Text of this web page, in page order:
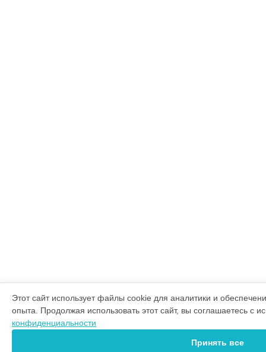
Этот сайт использует файлы cookie для аналитики и
опыта. Продолжая использовать этот сайт, вы соглашаетесь с
конфиденциальности
Принять все